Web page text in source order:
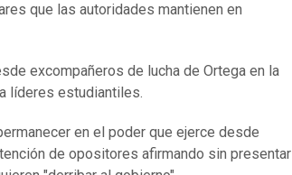
que las autoridades mantienen en
excompañeros de lucha de Ortega en la
líderes estudiantiles.
en el poder que ejerce desde
de opositores afirmando sin presentar